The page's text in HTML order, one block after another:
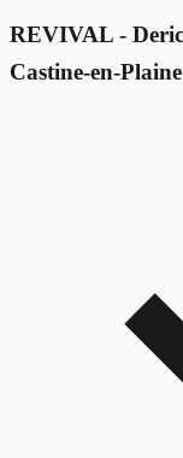
REVIVAL -
Castine-en-